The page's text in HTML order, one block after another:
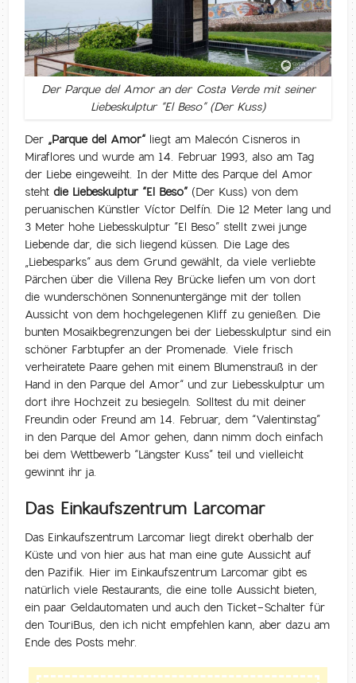
Der Parque del Amor an der Costa Verde mit seiner
Liebeskulptur “El Beso” (Der Kuss)
Der „Parque del Amor“ liegt am Malecón Cisneros in
Miraflores und wurde am 14. Februar 1993, also am Tag
der Liebe eingeweiht. In der Mitte des Parque del Amor
stehtdie Liebeskulptur “El Beso” (Der Kuss) von dem
peruanischen Künstler Víctor Delfín. Die 12 Meter lang und
3 Meter hohe Liebesskulptur “El Beso” stellt zwei junge
Liebende dar, die sich liegend küssen. Die Lage des
„Liebesparks“ aus dem Grund gewählt, da viele verliebte
Pärchen über die Villena Rey Brücke liefen um von dort
die wunderschönen Sonnenuntergänge mit der tollen
Aussicht von dem hochgelegenen Kliff zu genießen. Die
bunten Mosaikbegrenzungen bei der Liebesskulptur sind ein
schöner Farbtupfer an der Promenade. Viele frisch
verheiratete Paare gehen mit einem Blumenstrauß in der
Hand in den Parque del Amor“ und zur Liebesskulptur um
dort ihre Hochzeit zu besiegeln. Solltest du mit deiner
Freundin oder Freund am 14. Februar, dem “Valentinstag”
in den Parque del Amor gehen, dann nimm doch einfach
bei dem Wettbewerb “Längster Kuss” teil und vielleicht
gewinnt ihr ja.
Das Einkaufszentrum Larcomar
Das Einkaufszentrum Larcomar liegt direkt oberhalb der
Küste und von hier aus hat man eine gute Aussicht auf
den Pazifik. Hier im Einkaufszentrum Larcomar gibt es
natürlich viele Restaurants, die eine tolle Aussicht bieten,
ein paar Geldautomaten und auch den Ticket-Schalter für
den TouriBus, den ich nicht empfehlen kann, aber dazu am
Ende des Posts mehr.